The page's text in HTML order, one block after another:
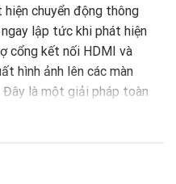
chuyển động thông
lập tức khi phát hiện
cổng kết nối HDMI và
hình ảnh lên các màn
Đây là một giải pháp toàn
triển